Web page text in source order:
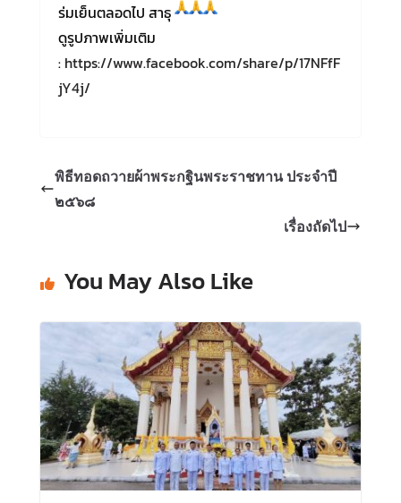
ร่มเย็นตลอดไป สาธุ
ดูรูปภาพเพิ่มเติม
: https://www.facebook.com/share/p/17NFfF
jY4j/
พิธีทอดถวายผ้าพระกฐินพระราชทาน ประจำปี
๒๕๖๘
เรื่องถัดไป
You May Also Like